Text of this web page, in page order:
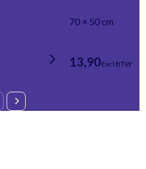
70 × 50 cm
13,90Excl BTW